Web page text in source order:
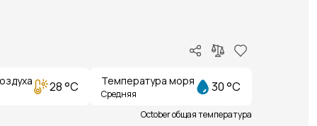
28 °C Температура моря
Средняя 30 °C
October общая температура